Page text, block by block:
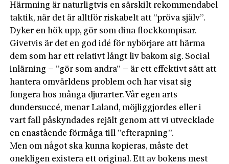
Härmning är naturligtvis en särskilt rekommendabel
taktik, när det är alltför riskabelt att ”pröva själv”.
Dyker en hök upp, gör som dina flockkompisar.
Givetvis är det en god idé för nybörjare att härma
dem som har ett relativt långt liv bakom sig. Social
inlärning – ”gör som andra” – är ett effektivt sätt att
hantera omvärldens problem och har visat sig
fungera hos många djurarter. Vår egen arts
dundersuccé, menar Laland, möjliggjordes eller i
vart fall påskyndades rejält genom att vi utvecklade
en enastående förmåga till ”efterapning”.
Men om något ska kunna kopieras, måste det
onekligen existera ett original. Ett av bokens mest